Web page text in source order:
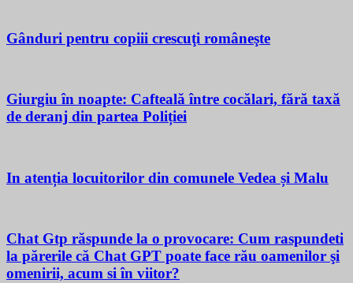
Gânduri pentru copiii crescuţi româneşte
Giurgiu în noapte: Cafteală între cocălari, fără taxă
de deranj din partea Poliției
In atenția locuitorilor din comunele Vedea și Malu
Chat Gtp răspunde la o provocare: Cum raspundeti
la părerile că Chat GPT poate face rău oamenilor şi
omenirii, acum si în viitor?